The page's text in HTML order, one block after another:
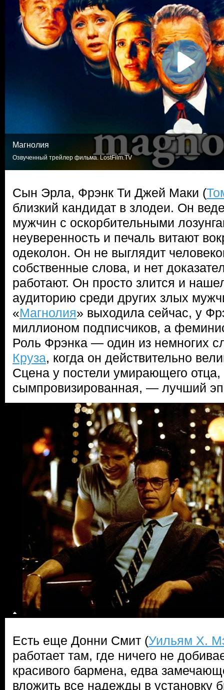
Магнолия
Озвученный трейлер фильма. LostFilm.TV
Сын Эрла, Фрэнк Ти Джей Маки (
близкий кандидат в злодеи. Он
мужчин с оскорбительными
неуверенность и печаль витают
одеколон. Он не выглядит
собственные слова, и нет
работают. Он просто злится и
аудиторию среди других злых
«Магнолия» выходила сейчас, у
миллионом подписчиков, а
Роль Фрэнка — один из немногих
Круза, когда он действительно
Сцена у постели умирающего отца,
сымпровизированная, — лучший
Есть еще Донни Смит (Уильям Х.
работает там, где ничего не
красивого бармена, едва
вложить все надежды в установку